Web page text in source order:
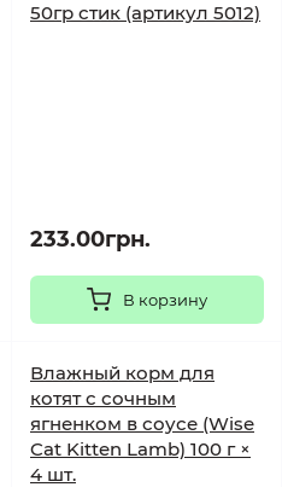
50гр стик (артикул 5012)
233.00грн.
В корзину
Влажный корм для
котят с сочным
ягненком в соусе (Wise
Cat Kitten Lamb) 100 г ×
4 шт.